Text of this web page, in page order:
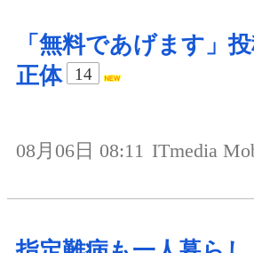
「無料であげます」
正体
14
08月06日 08:11 ITmedia